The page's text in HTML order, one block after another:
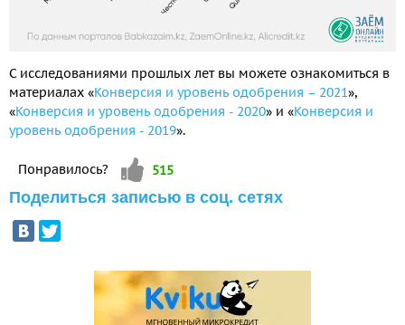
С исследованиями прошлых лет вы можете ознакомиться в
материалах «Конверсия и уровень одобрения – 2021»,
«Конверсия и уровень одобрения - 2020» и «Конверсия и
уровень одобрения - 2019».
Понравилось? Vote up!
515
Поделиться записью в соц. сетях